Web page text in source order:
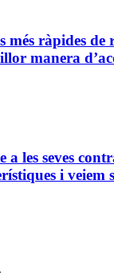
ràpides de
manera
a les seves
i veiem